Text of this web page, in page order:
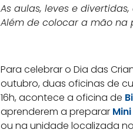
As aulas, leves e
Além de colocar a mão na
Para celebrar o Dia das
outubro, duas oficinas de
16h, acontece a oficina de
aprenderem a preparar
ou na unidade localizada no